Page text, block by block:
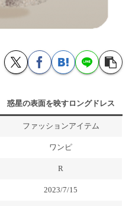
惑星の表面を映すロングドレス
ファッションアイテム
ワンピ
R
2023/7/15